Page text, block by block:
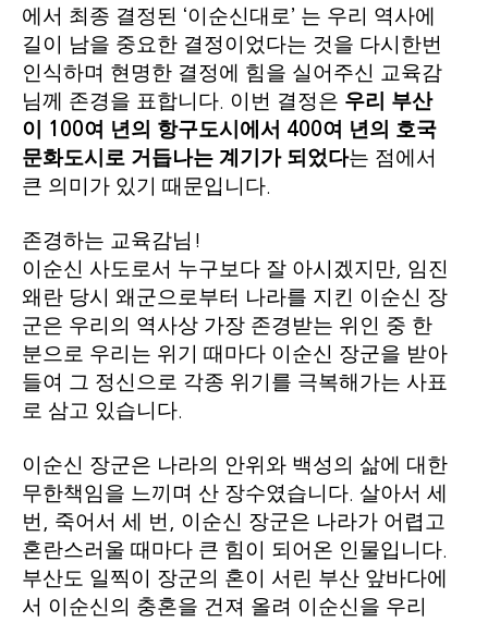
에서 최종 결정된 ‘이순신대로 ’ 는 우리 역사에
길이 남을 중요한 결정이었다는 것을 다시한번
인식하며 현명한 결정에 힘을 실어주신 교육감
님께 존경을 표합니다 이번 결정은 우리 부산
이
100여 년의 항구도시에서 400여 년의 호국
문화도시로 거듭나는 계기가 되었다는 점에서
큰 의미가 있기 때문입니다
존경하는 교육감님 !
이순신 사도로서 누구보다 잘 아시겠지만 임진
왜란 당시 왜군으로부터 나라를 지킨 이순신 장
군은 우리의 역사상 가장 존경받는 위인 중 한
분으로 우리는 위기 때마다 이순신 장군을 받아
들여 그 정신으로 각종 위기를 극복해가는 사표
로 삼고 있습니다
이순신 장군은 나라의 안위와 백성의 삶에 대한
무한책임을 느끼며 산 장수였습니다 살아서 세
번
죽어서 세 번
이순신 장군은 나라가 어렵고
혼란스러울 때마다 큰 힘이 되어온 인물입니다
부산도 일찍이 장군의 혼이 서린 부산 앞바다에
서 이순신의 충혼을 건져 올려 이순신을 우리